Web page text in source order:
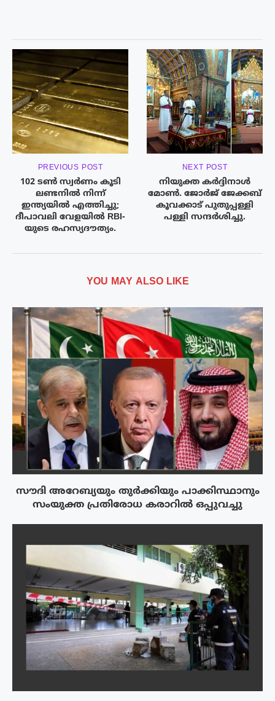
PREVIOUS POST
102 ടൺ സ്വർണം കൂടി
ലണ്ടനിൽ നിന്ന്
ഇന്ത്യയിൽ എത്തിച്ചു;
ദീപാവലി വേളയിൽ RBI-
യുടെ രഹസ്യദൗത്യം.
NEXT POST
നിയുക്ത കർദ്ദിനാൾ
മോൺ. ജോർജ് ജേക്കബ്
കൂവക്കാട് പുതുപ്പള്ളി
പള്ളി സന്ദർശിച്ചു.
YOU MAY ALSO LIKE
സൗദി അറേബ്യയും തുർക്കിയും പാക്കിസ്ഥാനും
സംയുക്ത പ്രതിരോധ കരാറിൽ ഒപ്പുവച്ചു